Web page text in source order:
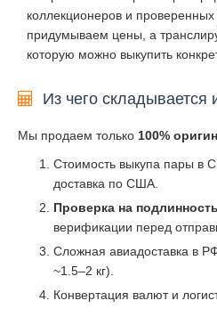
коллекционеров и
придумываем цены, а
которую можно выкупить
Из чего складывается
Мы продаем только 100%
Стоимость выкупа пары в
доставка по США.
Проверка на
верификации перед
Сложная авиадоставка в
~1.5–2 кг).
Конвертация валют и